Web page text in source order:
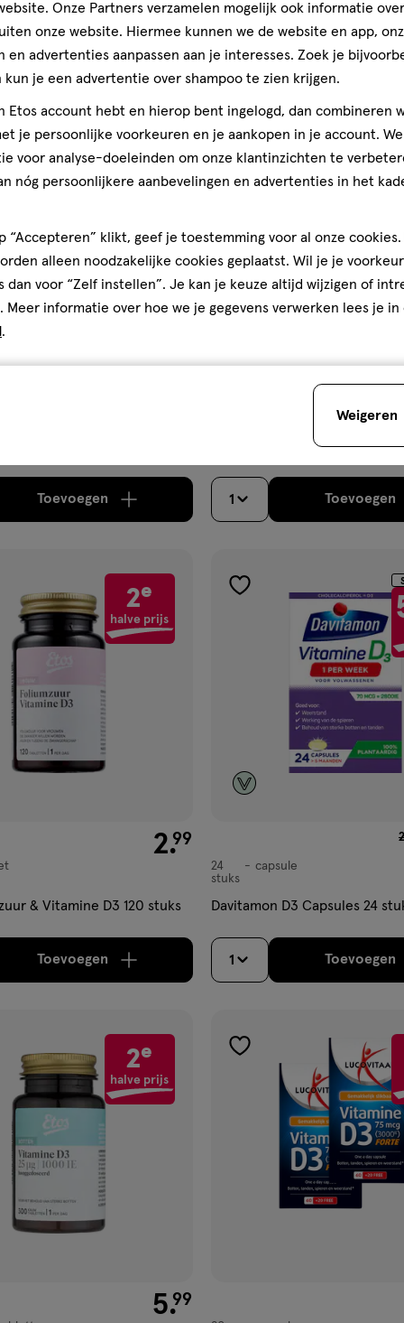
50%
korting
4.99
Toevoegenverhoog aantal met één, Limiet bereikt.Je kan
toevoegen
aan
verlanglijst
Davitamon Vitamine D3 20
Voordeelverpakking
stuks
1 Toevoegen
2e
halve prijs
€ 2.99
2.99
& Vitamine D3 120 stuks
Toevoegenverhoog aantal met één, Limiet bereikt.Je kan
toevoegen
verlanglijst
capsule
24
stuks
capsule
Davitamon D3 Capsules 24
1 Toevoegen
2e
halve prijs
€ 5.99
5.99
toevoegen
verlanglijst
Gratis bezorging vanaf €35 Gratis retour binnen 30
Onze Partners verzamelen mogelijk ook informatie
onze website. Hiermee kunnen we de website en app,
en advertenties aanpassen aan je interesses. Zoek je
kun je een advertentie over shampoo te zien krijgen.
Etos account hebt en hierop bent ingelogd, dan combineren
je persoonlijke voorkeuren en je aankopen in je account.
voor analyse-doeleinden om onze klantinzichten te
nóg persoonlijkere aanbevelingen en advertenties in het
“Accepteren” klikt, geef je toestemming voor al onze cookies.
alleen noodzakelijke cookies geplaatst. Wil je je
dan voor “Zelf instellen”. Je kan je keuze altijd wijzigen of
. Meer informatie over hoe we je gegevens verwerken lees je in
.
Weigeren